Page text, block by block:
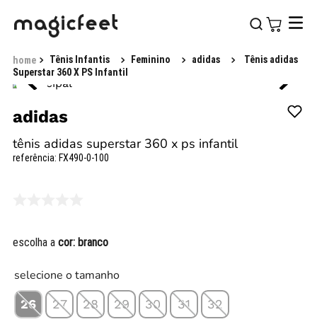
Tênis Infantis Feminino adidas
Tênis adidas
Superstar 360 X PS Infantil
adidas
tênis adidas superstar 360 x ps infantil
referência: FX490-0-100
escolha a cor: branco
selecione o tamanho
26 27 28 29 30 31 32